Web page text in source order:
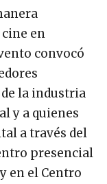
en
convocó
la industria
y a quienes
a través del
presencial
en el Centro